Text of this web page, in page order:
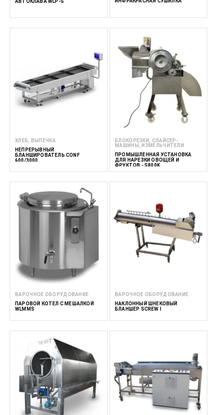
АВТОКЛАВА WLP-S
ХЛЕБ, ВЫПЕЧКА
НЕПРЕРЫВНЫЙ
БЛАНШИРОВАТЕЛЬ CONF
600/3000
БЛОКОРЕЗКИ, СЛАЙСЕР-
МАШИНЫ, ИЗМЕЛЬЧИТЕЛИ
ПРОМЫШЛЕННАЯ УСТАНОВКА
ДЛЯ НАРЕЗКИ ОВОЩЕЙ И
ФРУКТОВ - S800K
ВАРОЧНОЕ ОБОРУДОВАНИЕ
ПАРОВОЙ КОТЕЛ С МЕШАЛКОЙ
WLMMS
ВАРОЧНОЕ ОБОРУДОВАНИЕ
НАКЛОННЫЙ ШНЕКОВЫЙ
БЛАНШЕР SCREW I